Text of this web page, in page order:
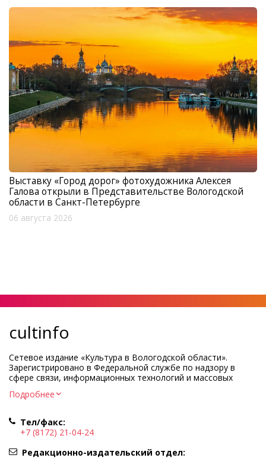
Выставку «Город дорог» фотохудожника Алексея
Галова открыли в Представительстве Вологодской
области в Санкт-Петербурге
06 августа 2026
cultinfo
Сетевое издание «Культура в Вологодской области».
Зарегистрировано в Федеральной службе по надзору в
сфере связи, информационных технологий и массовых
Регистрационный номер и дата принятия решения о
Учредитель КУ ВО «Информационно-аналитический центр
культуры»
Адрес учредителя и редакции: 160000, Вологодская обл., г.
Подробнее
Тел/факс:
+7 (8172) 21-04-24
Редакционно-издательский отдел: